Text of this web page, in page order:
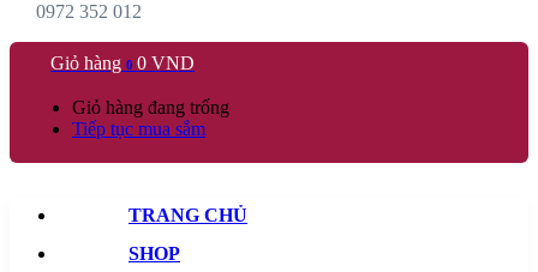
0972 352 012
Giỏ hàng 0 0 VND
Giỏ hàng đang trống
Tiếp tục mua sắm
TRANG CHỦ
SHOP